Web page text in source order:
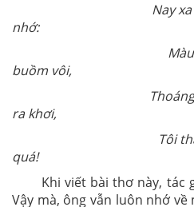
Nay
nhớ:
buồm vôi,
ra khơi,
Tôi
quá!
Khi viết bài thơ này, tác
Vậy mà, ông vẫn luôn nhớ